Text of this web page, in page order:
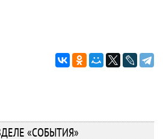
«СОБЫТИЯ»